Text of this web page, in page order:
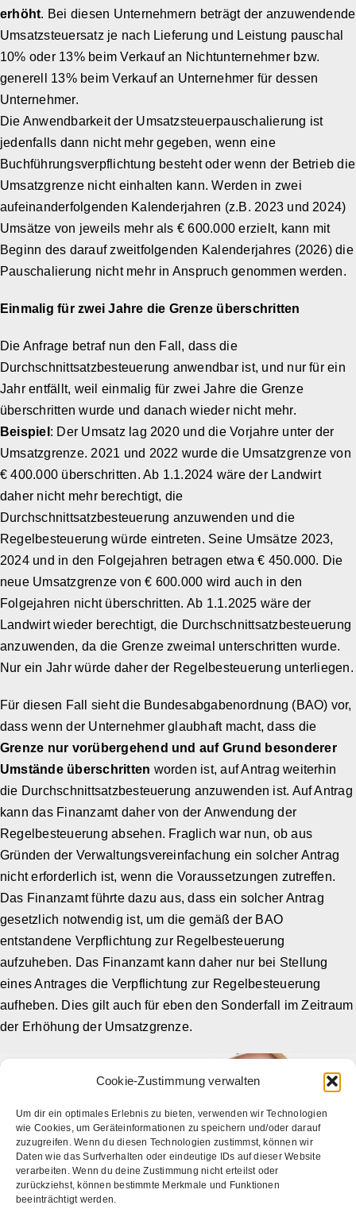
Cookie-Zustimmung verwalten
Um dir ein optimales Erlebnis zu bieten, verwenden wir Technologien
wie Cookies, um Geräteinformationen zu speichern und/oder darauf
zuzugreifen. Wenn du diesen Technologien zustimmst, können wir
Daten wie das Surfverhalten oder eindeutige IDs auf dieser Website
verarbeiten. Wenn du deine Zustimmung nicht erteilst oder
zurückziehst, können bestimmte Merkmale und Funktionen
beeinträchtigt werden.
erhöht. Bei diesen Unternehmern beträgt der anzuwendende
Umsatzsteuersatz je nach Lieferung und Leistung pauschal
10% oder 13% beim Verkauf an Nichtunternehmer bzw.
generell 13% beim Verkauf an Unternehmer für dessen
Unternehmer.
Die Anwendbarkeit der Umsatzsteuerpauschalierung ist
jedenfalls dann nicht mehr gegeben, wenn eine
Buchführungsverpflichtung besteht oder wenn der Betrieb die
Umsatzgrenze nicht einhalten kann. Werden in zwei
aufeinanderfolgenden Kalenderjahren (z.B. 2023 und 2024)
Umsätze von jeweils mehr als € 600.000 erzielt, kann mit
Beginn des darauf zweitfolgenden Kalenderjahres (2026) die
Pauschalierung nicht mehr in Anspruch genommen werden.
Einmalig für zwei Jahre die Grenze überschritten
Die Anfrage betraf nun den Fall, dass die
Durchschnittsatzbesteuerung anwendbar ist, und nur für ein
Jahr entfällt, weil einmalig für zwei Jahre die Grenze
überschritten wurde und danach wieder nicht mehr.
Beispiel : Der Umsatz lag 2020 und die Vorjahre unter der
Umsatzgrenze. 2021 und 2022 wurde die Umsatzgrenze von
€ 400.000 überschritten. Ab 1.1.2024 wäre der Landwirt
daher nicht mehr berechtigt, die
Durchschnittsatzbesteuerung anzuwenden und die
Regelbesteuerung würde eintreten. Seine Umsätze 2023,
2024 und in den Folgejahren betragen etwa € 450.000. Die
neue Umsatzgrenze von € 600.000 wird auch in den
Folgejahren nicht überschritten. Ab 1.1.2025 wäre der
Landwirt wieder berechtigt, die Durchschnittsatzbesteuerung
anzuwenden, da die Grenze zweimal unterschritten wurde.
Nur ein Jahr würde daher der Regelbesteuerung unterliegen.
Für diesen Fall sieht die Bundesabgabenordnung (BAO) vor,
dass wenn der Unternehmer glaubhaft macht, dass die
Grenze nur vorübergehend und auf Grund besonderer
Umstände überschritten worden ist, auf Antrag weiterhin
die Durchschnittsatzbesteuerung anzuwenden ist. Auf Antrag
kann das Finanzamt daher von der Anwendung der
Regelbesteuerung absehen. Fraglich war nun, ob aus
Gründen der Verwaltungsvereinfachung ein solcher Antrag
nicht erforderlich ist, wenn die Voraussetzungen zutreffen.
Das Finanzamt führte dazu aus, dass ein solcher Antrag
gesetzlich notwendig ist, um die gemäß der BAO
entstandene Verpflichtung zur Regelbesteuerung
aufzuheben. Das Finanzamt kann daher nur bei Stellung
eines Antrages die Verpflichtung zur Regelbesteuerung
aufheben. Dies gilt auch für eben den Sonderfall im Zeitraum
der Erhöhung der Umsatzgrenze.